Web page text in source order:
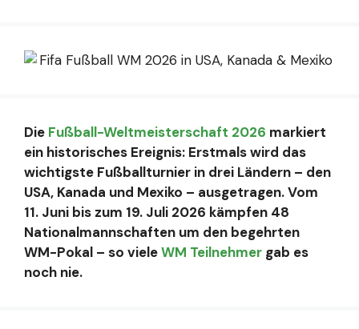
Die Fußball-Weltmeisterschaft 2026 markiert
ein historisches Ereignis: Erstmals wird das
wichtigste Fußballturnier in drei Ländern – den
USA, Kanada und Mexiko – ausgetragen. Vom
11. Juni bis zum 19. Juli 2026 kämpfen 48
Nationalmannschaften um den begehrten
WM-Pokal – so vieleWM Teilnehmer gab es
noch nie.